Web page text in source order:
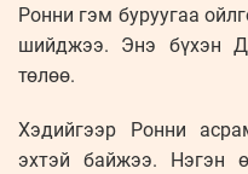
Ронни гэм буруугаа
шийджээ. Энэ бүхэн
төлөө.
Хэдийгээр Ронни
эхтэй байжээ. Нэгэн